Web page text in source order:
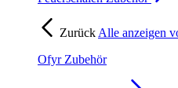
Zurück Alle anzeigen
Ofyr Zubehör